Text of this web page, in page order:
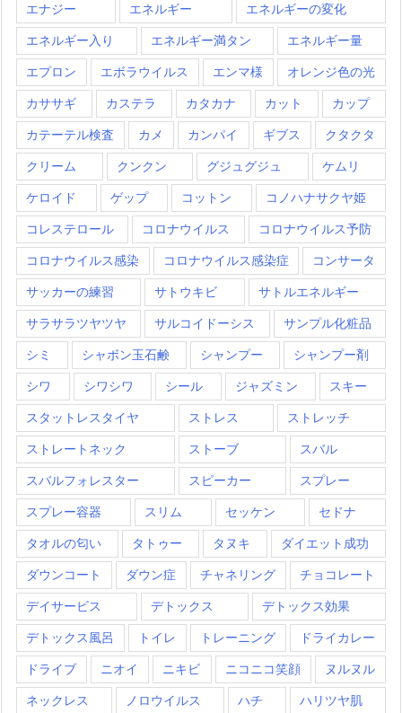
エナジー エネルギー エネルギーの変化
エネルギー入り エネルギー満タン エネルギー量
エプロン エボラウイルス エンマ様 オレンジ色の光
カササギ カステラ カタカナ カット カップ
カテーテル検査 カメ カンパイ ギブス クタクタ
クリーム クンクン グジュグジュ ケムリ
ケロイド ゲップ コットン コノハナサクヤ姫
コレステロール コロナウイルス コロナウイルス予防
コロナウイルス感染 コロナウイルス感染症 コンサータ
サッカーの練習 サトウキビ サトルエネルギー
サラサラツヤツヤ サルコイドーシス サンプル化粧品
シミ シャボン玉石鹸 シャンプー シャンプー剤
シワ シワシワ シール ジャズミン スキー
スタットレスタイヤ ストレス ストレッチ
ストレートネック ストーブ スバル
スバルフォレスター スピーカー スプレー
スプレー容器 スリム セッケン セドナ
タオルの匂い タトゥー タヌキ ダイエット成功
ダウンコート ダウン症 チャネリング チョコレート
デイサービス デトックス デトックス効果
デトックス風呂 トイレ トレーニング ドライカレー
ドライブ ニオイ ニキビ ニコニコ笑顔 ヌルヌル
ネックレス ノロウイルス ハチ ハリツヤ肌